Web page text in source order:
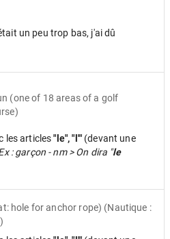
un peu trop bas, j'ai dû
(one of 18 areas of a golf
les articles"le", "l'" (devant une
: garçon - nm > On dira "le
hole for anchor rope) (Nautique :